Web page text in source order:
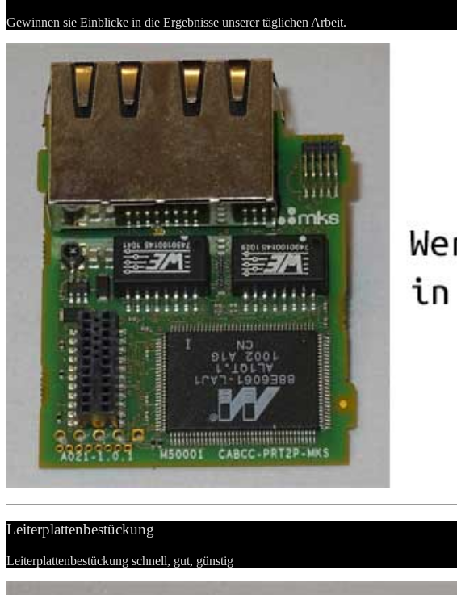
Gewinnen sie Einblicke in die Ergebnisse unserer täglichen Arbeit.
Leiterplattenbestückung
Leiterplattenbestückung schnell, gut, günstig